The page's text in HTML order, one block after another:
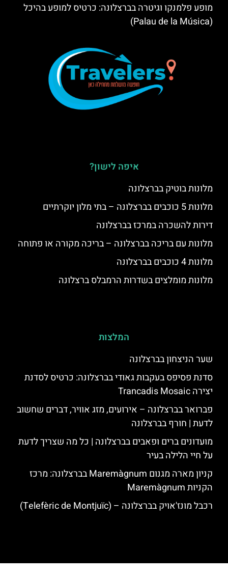
מופע פלמנקו וגיטרה בברצלונה: כרטיס למופע בהיכל
(Palau de la Música)
איפה לישון?
מלונות בוטיק בברצלונה
מלונות 5 כוכבים בברצלונה – בתי מלון יוקרתיים
דירות להשכרה במרכז בברצלונה
מלונות עם בריכה בברצלונה – בריכה מקורה או פתוחה
מלונות 4 כוכבים בברצלונה
מלונות מומלצים בשדרות הרמבלס ברצלונה
המלצות
שער הניצחון בברצלונה
סדנת פסיפס בעקבות גאודי בברצלונה: כרטיס לסדנת
יצירה Trancadis Mosaic
פברואר בברצלונה – אירועים, מזג אוויר, דברים שחשוב
לדעת | חורף בברצלונה
מועדונים ברים ופאבים בברצלונה | כל מה שצריך לדעת
על חיי הלילה בעיר
קניון מארה מגנום Maremàgnum בברצלונה: מרכז
הקניות Maremàgnum
רכבל מונז'אויק בברצלונה – (Telefèric de Montjuïc)